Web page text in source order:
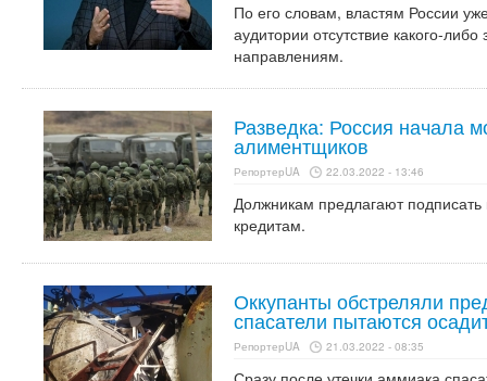
По его словам, властям России
аудитории отсутствие какого-
направлениям.
Разведка: Россия начала
алиментщиков
РепортерUA 22.03.2022 - 13:46
Должникам предлагают подписать
кредитам.
Оккупанты обстреляли
спасатели пытаются
РепортерUA 21.03.2022 - 08:35